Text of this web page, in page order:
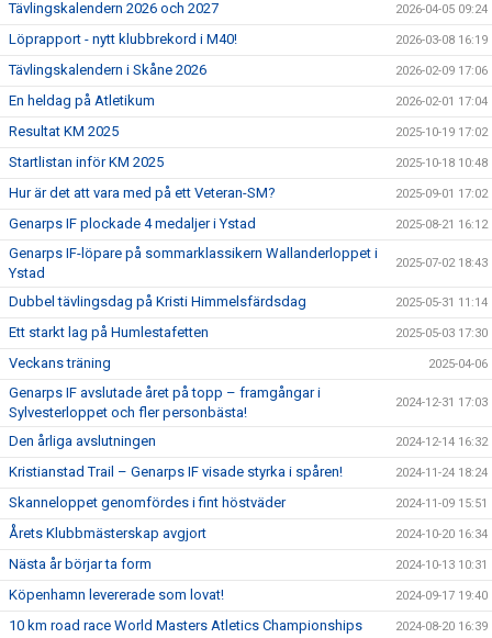
Tävlingskalendern 2026 och 2027 2026-04-05 09:24
Löprapport - nytt klubbrekord i M40! 2026-03-08 16:19
Tävlingskalendern i Skåne 2026 2026-02-09 17:06
En heldag på Atletikum 2026-02-01 17:04
Resultat KM 2025 2025-10-19 17:02
Startlistan inför KM 2025 2025-10-18 10:48
Hur är det att vara med på ett Veteran-SM? 2025-09-01 17:02
Genarps IF plockade 4 medaljer i Ystad 2025-08-21 16:12
Genarps IF-löpare på sommarklassikern Wallanderloppet i
Ystad
2025-07-02 18:43
Dubbel tävlingsdag på Kristi Himmelsfärdsdag 2025-05-31 11:14
Ett starkt lag på Humlestafetten 2025-05-03 17:30
Veckans träning 2025-04-06
Genarps IF avslutade året på topp – framgångar i
Sylvesterloppet och fler personbästa!
2024-12-31 17:03
Den årliga avslutningen 2024-12-14 16:32
Kristianstad Trail – Genarps IF visade styrka i spåren! 2024-11-24 18:24
Skanneloppet genomfördes i fint höstväder 2024-11-09 15:51
Årets Klubbmästerskap avgjort 2024-10-20 16:34
Nästa år börjar ta form 2024-10-13 10:31
Köpenhamn levererade som lovat! 2024-09-17 19:40
10 km road race World Masters Atletics Championships 2024-08-20 16:39